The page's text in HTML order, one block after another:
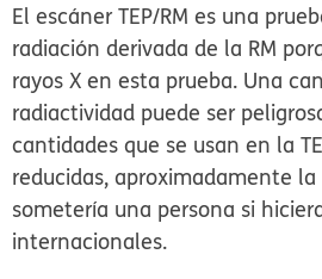
El escáner TEP/RM es una
radiación derivada de la RM
rayos X en esta prueba. Una
radiactividad puede ser
cantidades que se usan en la
reducidas, aproximadamente
sometería una persona si
internacionales.